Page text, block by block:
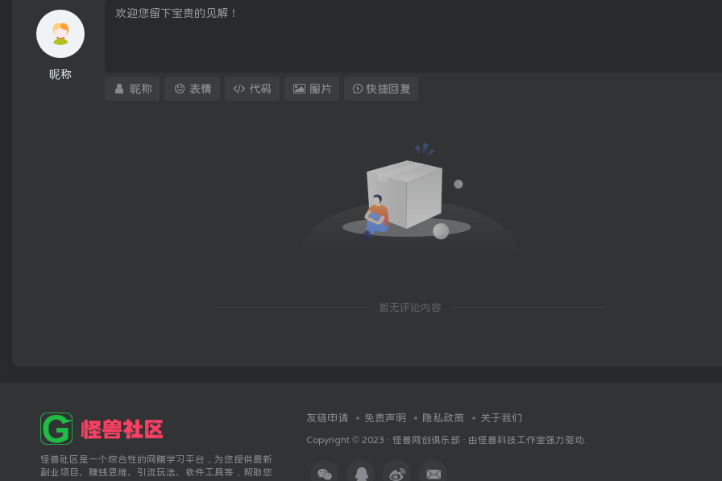
昵称
昵称 表情 代码 图片 快捷回复
暂无评论内容
怪兽社区是一个综合性的网赚学习平台，为您提供最新
副业项目、赚钱思维、引流玩法、软件工具等，帮助您
友链申请 免责声明 隐私政策 关于我们
Copyright © 2023 · 怪兽网创俱乐部 · 由怪兽科技工作室强力驱动.